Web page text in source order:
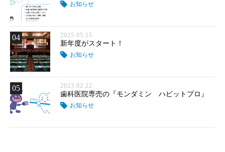
お知らせ
04 2025.05.15
新年度がスタート！
お知らせ
05 2023.02.22
歯科医院専売の『モンダミン ハビットプロ』
お知らせ